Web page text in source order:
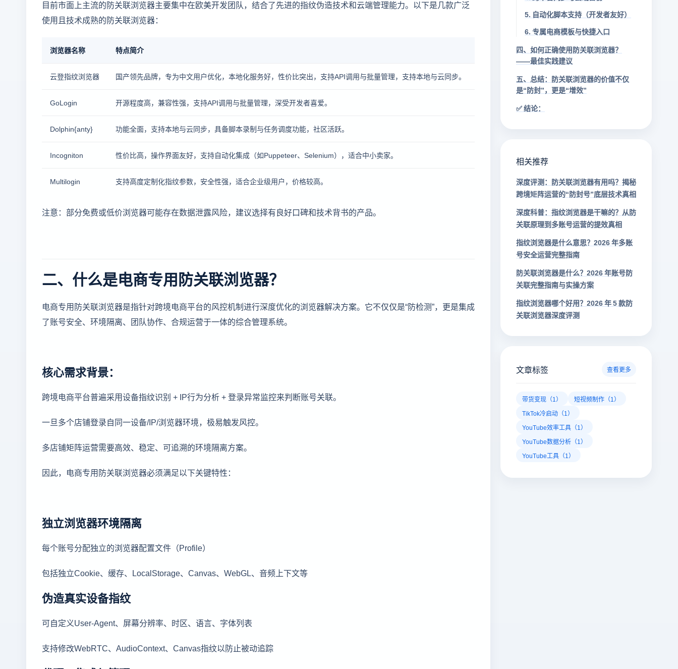
目前市面上主流的防关联浏览器主要集中在欧美开发团队，结合了先进的指纹伪造技术和云端管理能力。以下是几款广泛
使用且技术成熟的防关联浏览器：
浏览器名称 特点简介
云登指纹浏览器 国产领先品牌，专为中文用户优化，本地化服务好，性价比突出，支持API调用与批量管理，支持本地与云同步。
GoLogin 开源程度高，兼容性强，支持API调用与批量管理，深受开发者喜爱。
Dolphin{anty} 功能全面，支持本地与云同步，具备脚本录制与任务调度功能，社区活跃。
Incogniton 性价比高，操作界面友好，支持自动化集成（如Puppeteer、Selenium），适合中小卖家。
Multilogin 支持高度定制化指纹参数，安全性强，适合企业级用户，价格较高。
注意：部分免费或低价浏览器可能存在数据泄露风险，建议选择有良好口碑和技术背书的产品。
二、什么是电商专用防关联浏览器？
电商专用防关联浏览器是指针对跨境电商平台的风控机制进行深度优化的浏览器解决方案。它不仅仅是“防检测”，更是集成
了账号安全、环境隔离、团队协作、合规运营于一体的综合管理系统。
核心需求背景：
跨境电商平台普遍采用设备指纹识别 + IP行为分析 + 登录异常监控来判断账号关联。
一旦多个店铺登录自同一设备/IP/浏览器环境，极易触发风控。
多店铺矩阵运营需要高效、稳定、可追溯的环境隔离方案。
因此，电商专用防关联浏览器必须满足以下关键特性：
独立浏览器环境隔离
每个账号分配独立的浏览器配置文件（Profile）
包括独立Cookie、缓存、LocalStorage、Canvas、WebGL、音频上下文等
伪造真实设备指纹
可自定义User-Agent、屏幕分辨率、时区、语言、字体列表
支持修改WebRTC、AudioContext、Canvas指纹以防止被动追踪
5. 自动化脚本支持（开发者友好）
6. 专属电商模板与快捷入口
四、如何正确使用防关联浏览器？
——最佳实践建议
五、总结：防关联浏览器的价值不仅
是“防封”，更是“增效”
✅ 结论：
相关推荐
深度评测：防关联浏览器有用吗？揭秘
跨境矩阵运营的“防封号”底层技术真相
深度科普：指纹浏览器是干嘛的？从防
关联原理到多账号运营的提效真相
指纹浏览器是什么意思？2026 年多账
号安全运营完整指南
防关联浏览器是什么？2026 年账号防
关联完整指南与实操方案
指纹浏览器哪个好用？2026 年 5 款防
关联浏览器深度评测
文章标签 查看更多
带货变现（1）
短视频制作（1）
TikTok冷启动（1）
YouTube效率工具（1）
YouTube数据分析（1）
YouTube工具（1）